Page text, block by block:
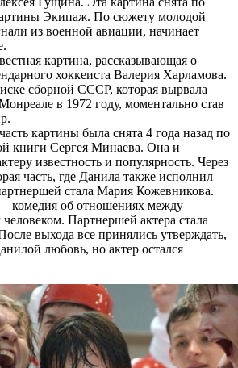
Экипаж. По сюжету молодой
из военной авиации, начинает
картина, рассказывающая о
хоккеиста Валерия Харламова.
сборной СССР, которая вырвала
в 1972 году, моментально став
картины была снята 4 года назад по
книги Сергея Минаева. Она и
известность и популярность. Через
часть, где Данила также исполнил
стала Мария Кожевникова.
комедия об отношениях между
Партнершей актера стала
выхода все принялись утверждать,
любовь, но актер остался